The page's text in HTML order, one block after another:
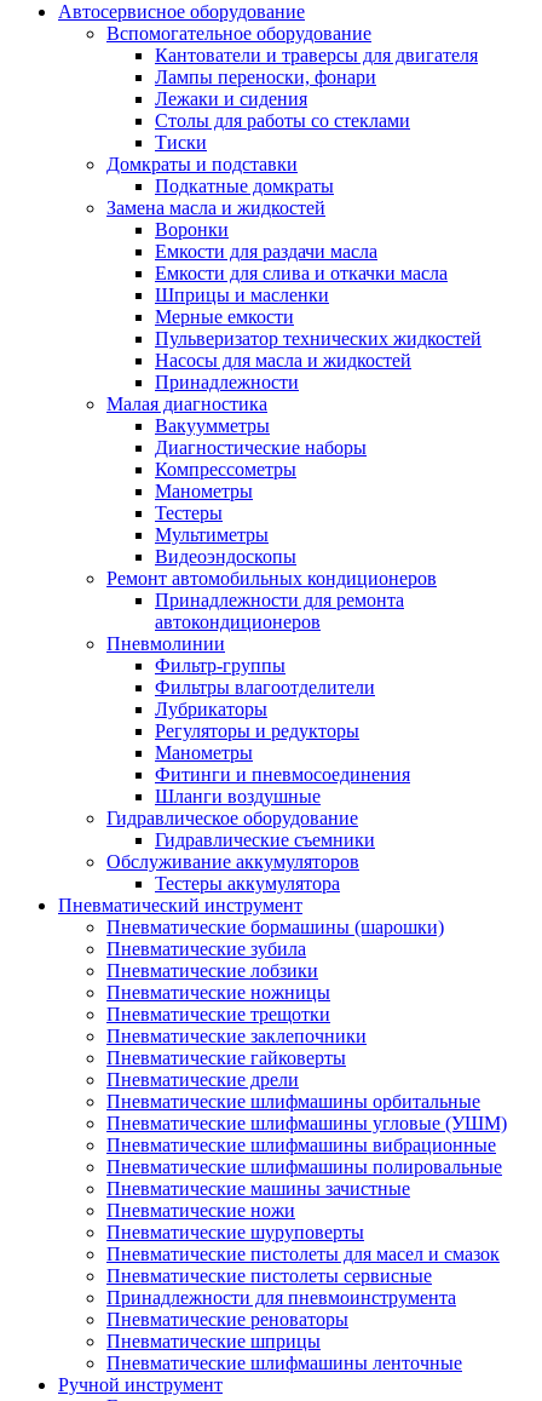
Автосервисное оборудование
Вспомогательное оборудование
Кантователи и траверсы для двигателя
Лампы переноски, фонари
Лежаки и сидения
Столы для работы со стеклами
Тиски
Домкраты и подставки
Подкатные домкраты
Замена масла и жидкостей
Воронки
Емкости для раздачи масла
Емкости для слива и откачки масла
Шприцы и масленки
Мерные емкости
Пульверизатор технических жидкостей
Насосы для масла и жидкостей
Принадлежности
Малая диагностика
Вакуумметры
Диагностические наборы
Компрессометры
Манометры
Тестеры
Мультиметры
Видеоэндоскопы
Ремонт автомобильных кондиционеров
Принадлежности для ремонта
автокондиционеров
Пневмолинии
Фильтр-группы
Фильтры влагоотделители
Лубрикаторы
Регуляторы и редукторы
Манометры
Фитинги и пневмосоединения
Шланги воздушные
Гидравлическое оборудование
Гидравлические съемники
Обслуживание аккумуляторов
Тестеры аккумулятора
Пневматический инструмент
Пневматические бормашины (шарошки)
Пневматические зубила
Пневматические лобзики
Пневматические ножницы
Пневматические трещотки
Пневматические заклепочники
Пневматические гайковерты
Пневматические дрели
Пневматические шлифмашины орбитальные
Пневматические шлифмашины угловые (УШМ)
Пневматические шлифмашины вибрационные
Пневматические шлифмашины полировальные
Пневматические машины зачистные
Пневматические ножи
Пневматические шуруповерты
Пневматические пистолеты для масел и смазок
Пневматические пистолеты сервисные
Принадлежности для пневмоинструмента
Пневматические реноваторы
Пневматические шприцы
Пневматические шлифмашины ленточные
Ручной инструмент